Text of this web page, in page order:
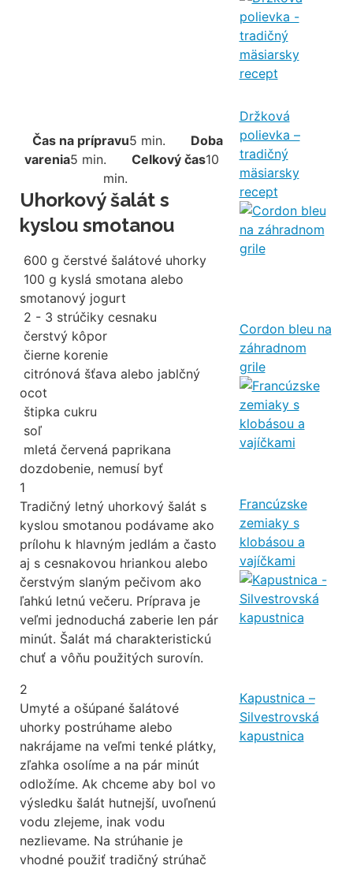
Čas na prípravu5 min.
Doba
varenia5 min. Celkový čas10
min.
Uhorkový šalát s
kyslou smotanou
600 g čerstvé šalátové uhorky
100 g kyslá smotana alebo
smotanový jogurt
2 - 3 strúčiky cesnaku
čerstvý kôpor
čierne korenie
citrónová šťava alebo jablčný
ocot
štipka cukru
soľ
mletá červená paprikana
dozdobenie, nemusí byť
1
Tradičný letný uhorkový šalát s
kyslou smotanou podávame ako
prílohu k hlavným jedlám a často
aj s cesnakovou hriankou alebo
čerstvým slaným pečivom ako
ľahkú letnú večeru. Príprava je
veľmi jednoduchá zaberie len pár
minút. Šalát má charakteristickú
chuť a vôňu použitých surovín.
2
Umyté a ošúpané šalátové
uhorky postrúhame alebo
nakrájame na veľmi tenké plátky,
zľahka osolíme a na pár minút
odložíme. Ak chceme aby bol vo
výsledku šalát hutnejší, uvoľnenú
vodu zlejeme, inak vodu
nezlievame. Na strúhanie je
vhodné použiť tradičný strúhač
Držková
polievka –
tradičný
mäsiarsky
recept
Cordon bleu na
záhradnom
grile
Francúzske
zemiaky s
klobásou a
vajíčkami
Kapustnica –
Silvestrovská
kapustnica